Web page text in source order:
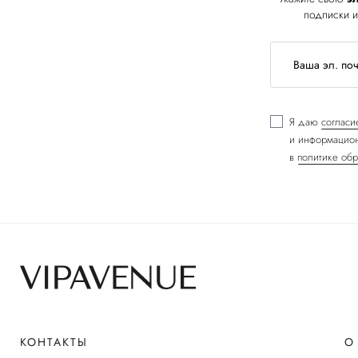
подписки
Я даю
и
в политике
КОНТАКТЫ О